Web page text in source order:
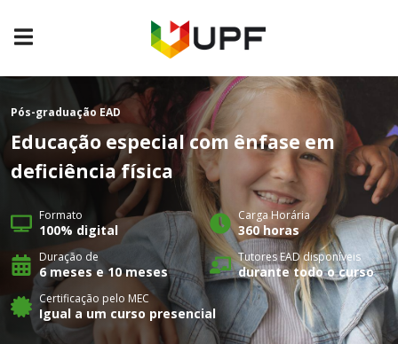
Pós-graduação EAD
Educação especial com ênfase em
deficiência física
Formato
100% digital
Carga Horária
360 horas
Duração de
6 meses e 10 meses
Tutores EAD disponíveis
durante todo o curso
Certificação pelo MEC
Igual a um curso presencial